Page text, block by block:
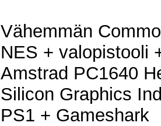
Vähemmän
NES + valopistooli
Amstrad PC1640
Silicon Graphics
PS1 + Gameshark